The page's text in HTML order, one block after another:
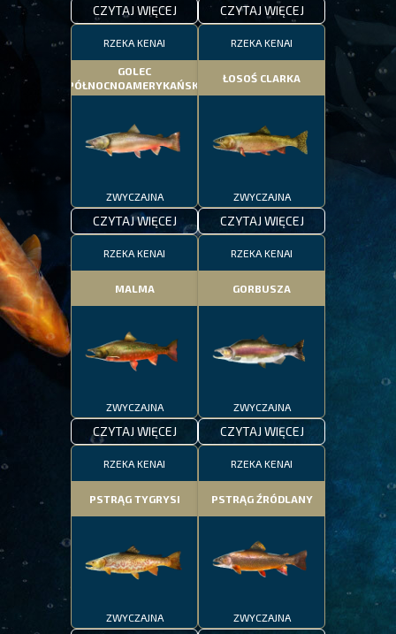
CZYTAJ WIĘCEJ CZYTAJ WIĘCEJ
RZEKA KENAI
GOLEC
PÓŁNOCNOAMERYKAŃSKI
ZWYCZAJNA
CZYTAJ WIĘCEJ
RZEKA KENAI
ŁOSOŚ CLARKA
ZWYCZAJNA
CZYTAJ WIĘCEJ
RZEKA KENAI
MALMA
ZWYCZAJNA
CZYTAJ WIĘCEJ
RZEKA KENAI
GORBUSZA
ZWYCZAJNA
CZYTAJ WIĘCEJ
RZEKA KENAI
PSTRĄG TYGRYSI
ZWYCZAJNA
RZEKA KENAI
PSTRĄG ŹRÓDLANY
ZWYCZAJNA